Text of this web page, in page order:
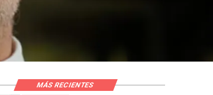
MÁS RECIENTES